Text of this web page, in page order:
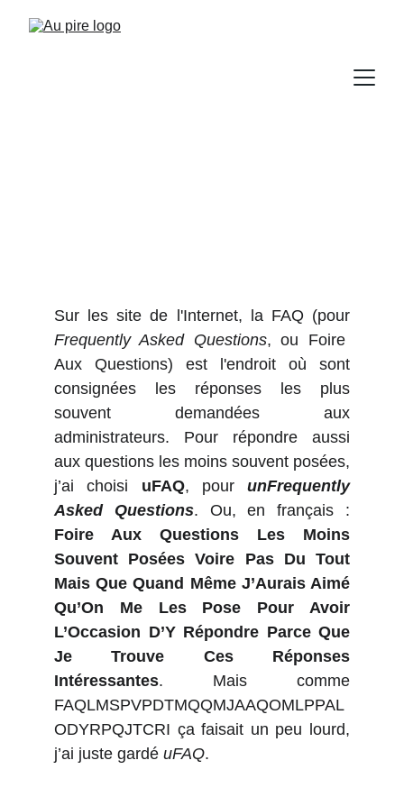
Sur les site de l'Internet, la FAQ (pour
Frequently Asked Questions, ou Foire
Aux Questions) est l'endroit où sont
consignées les réponses les plus
souvent demandées aux
administrateurs. Pour répondre aussi
aux questions les moins souvent posées,
j’ai choisi uFAQ, pour unFrequently
Asked Questions. Ou, en français :
Foire Aux Questions Les Moins
Souvent Posées Voire Pas Du Tout
Mais Que Quand Même J’Aurais Aimé
Qu’On Me Les Pose Pour Avoir
L’Occasion D’Y Répondre Parce Que
Je Trouve Ces Réponses
Intéressantes. Mais comme
FAQLMSPVPDTMQQMJAAQOMLPPAL
ODYRPQJTCRI ça faisait un peu lourd,
j’ai juste gardé uFAQ.